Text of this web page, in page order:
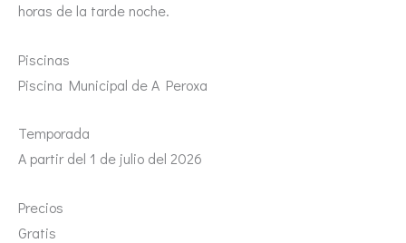
horas de la tarde noche.
Piscinas
Piscina Municipal de A Peroxa
Temporada
A partir del 1 de julio del 2026
Precios
Gratis